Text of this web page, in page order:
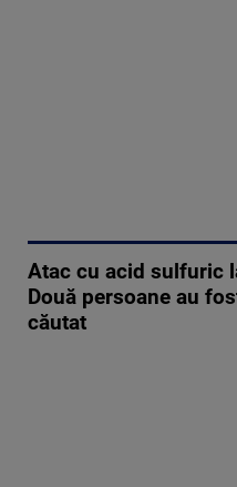
Atac cu acid sulfuric
Două persoane au
căutat